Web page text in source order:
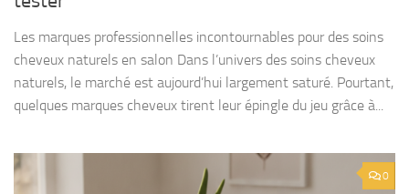
Les marques professionnelles incontournables pour des soins
cheveux naturels en salon Dans l’univers des soins cheveux
naturels, le marché est aujourd’hui largement saturé. Pourtant,
quelques marques cheveux tirent leur épingle du jeu grâce à...
0